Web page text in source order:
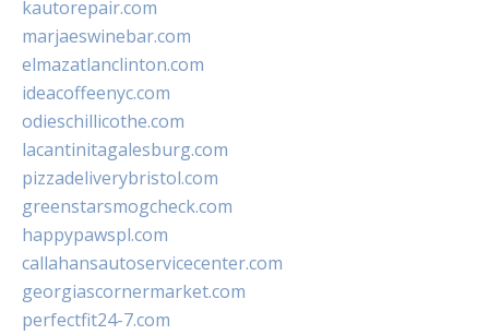
kautorepair.com
marjaeswinebar.com
elmazatlanclinton.com
ideacoffeenyc.com
odieschillicothe.com
lacantinitagalesburg.com
pizzadeliverybristol.com
greenstarsmogcheck.com
happypawspl.com
callahansautoservicecenter.com
georgiascornermarket.com
perfectfit24-7.com